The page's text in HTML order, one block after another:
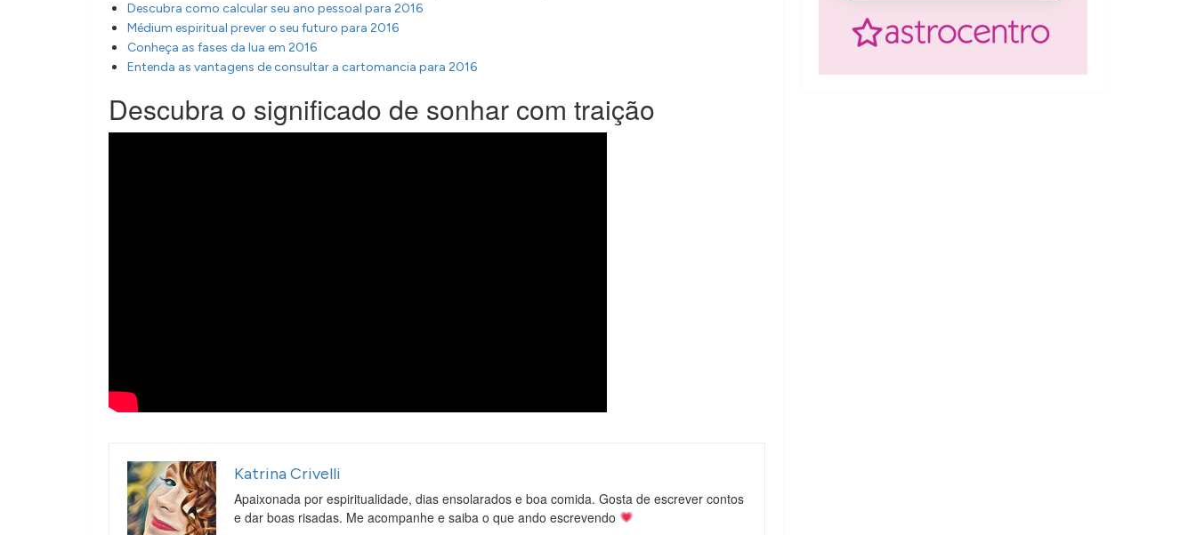
Descubra como calcular seu ano pessoal para 2016
Médium espiritual prever o seu futuro para 2016
Conheça as fases da lua em 2016
Entenda as vantagens de consultar a cartomancia para 2016
Descubra o significado de sonhar com traição
Katrina Crivelli
Apaixonada por espiritualidade, dias ensolarados e boa comida. Gosta de escrever contos
e dar boas risadas. Me acompanhe e saiba o que ando escrevendo